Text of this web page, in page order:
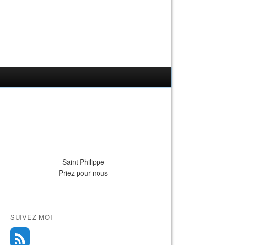
Saint Philippe
Priez pour nous
SUIVEZ-MOI